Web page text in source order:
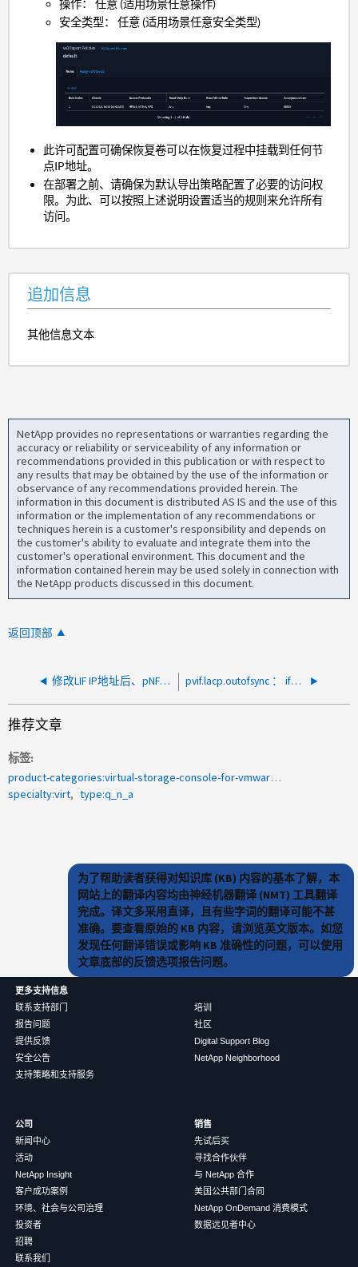
操作： 任意 (适用场景任意操作)
安全类型： 任意 (适用场景任意安全类型)
此许可配置可确保恢复卷可以在恢复过程中挂载到任何节
点IP地址。
在部署之前、请确保为默认导出策略配置了必要的访问权
限。为此、可以按照上述说明设置适当的规则来允许所有
访问。
追加信息
其他信息文本
NetApp provides no representations or warranties regarding the
accuracy or reliability or serviceability of any information or
recommendations provided in this publication or with respect to
any results that may be obtained by the use of the information or
observance of any recommendations provided herein. The
information in this document is distributed AS IS and the use of this
information or the implementation of any recommendations or
techniques herein is a customer's responsibility and depends on
the customer's ability to evaluate and integrate them into the
customer's operational environment. This document and the
information contained herein may be used solely in connection with
the NetApp products discussed in this document.
返回顶部
修改LIF IP地址后、pNFS客户端读/写IO挂起 pvif.lacp.outofsync ： ifgrp a0a ，端口 e0e 无法与 LACP 聚合同步
推荐文章
标签
product-categories:virtual-storage-console-for-vmware-vsphere
specialty:virt
type:q_n_a
为了帮助读者获得对知识库 (KB) 内容的基本了解，本
网站上的翻译内容均由神经机器翻译 (NMT) 工具翻译
完成。译文多采用直译，且有些字词的翻译可能不甚
准确。要查看原始的 KB 内容，请浏览英文版本。如您
发现任何翻译错误或影响 KB 准确性的问题，可以使用
文章底部的反馈选项报告问题。
更多支持信息
联系支持部门
报告问题
提供反馈
安全公告
支持策略和支持服务
培训
社区
Digital Support Blog
NetApp Neighborhood
公司
新闻中心
活动
NetApp Insight
客户成功案例
环境、社会与公司治理
投资者
招聘
联系我们
销售
先试后买
寻找合作伙伴
与 NetApp 合作
美国公共部门合同
NetApp OnDemand 消费模式
数据远见者中心